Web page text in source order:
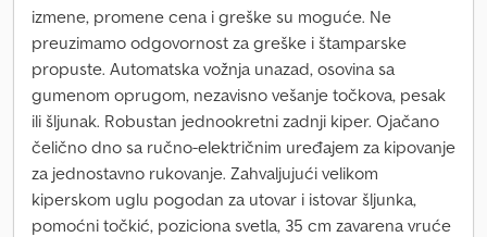
izmene, promene cena i greške su moguće. Ne
preuzimamo odgovornost za greške i štamparske
propuste. Automatska vožnja unazad, osovina sa
gumenom oprugom, nezavisno vešanje točkova, pesak
ili šljunak. Robustan jednookretni zadnji kiper. Ojačano
čelično dno sa ručno-električnim uređajem za kipovanje
za jednostavno rukovanje. Zahvaljujući velikom
kiperskom uglu pogodan za utovar i istovar šljunka,
pomoćni točkić, poziciona svetla, 35 cm zavarena vruće